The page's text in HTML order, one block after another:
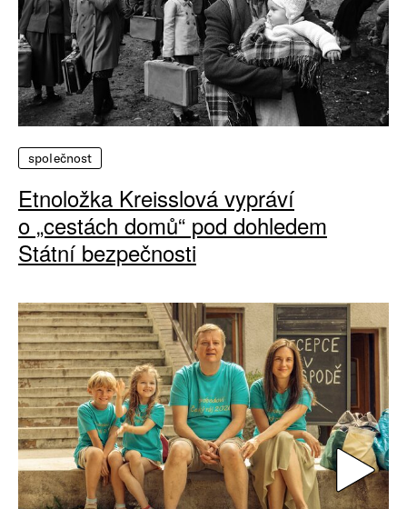
společnost
Etnoložka Kreisslová vypráví
o „cestách domů“ pod dohledem
Státní bezpečnosti